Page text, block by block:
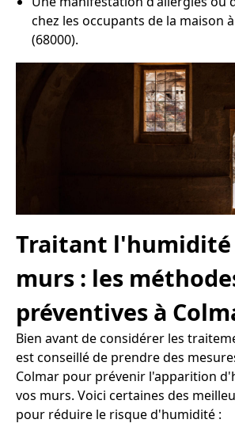
chez les occupants de la maison
(68000).
Traitant l'humidité
murs : les
préventives à
Bien avant de considérer les
est conseillé de prendre des
Colmar pour prévenir l'apparition
vos murs. Voici certaines des
pour réduire le risque d'humidité :